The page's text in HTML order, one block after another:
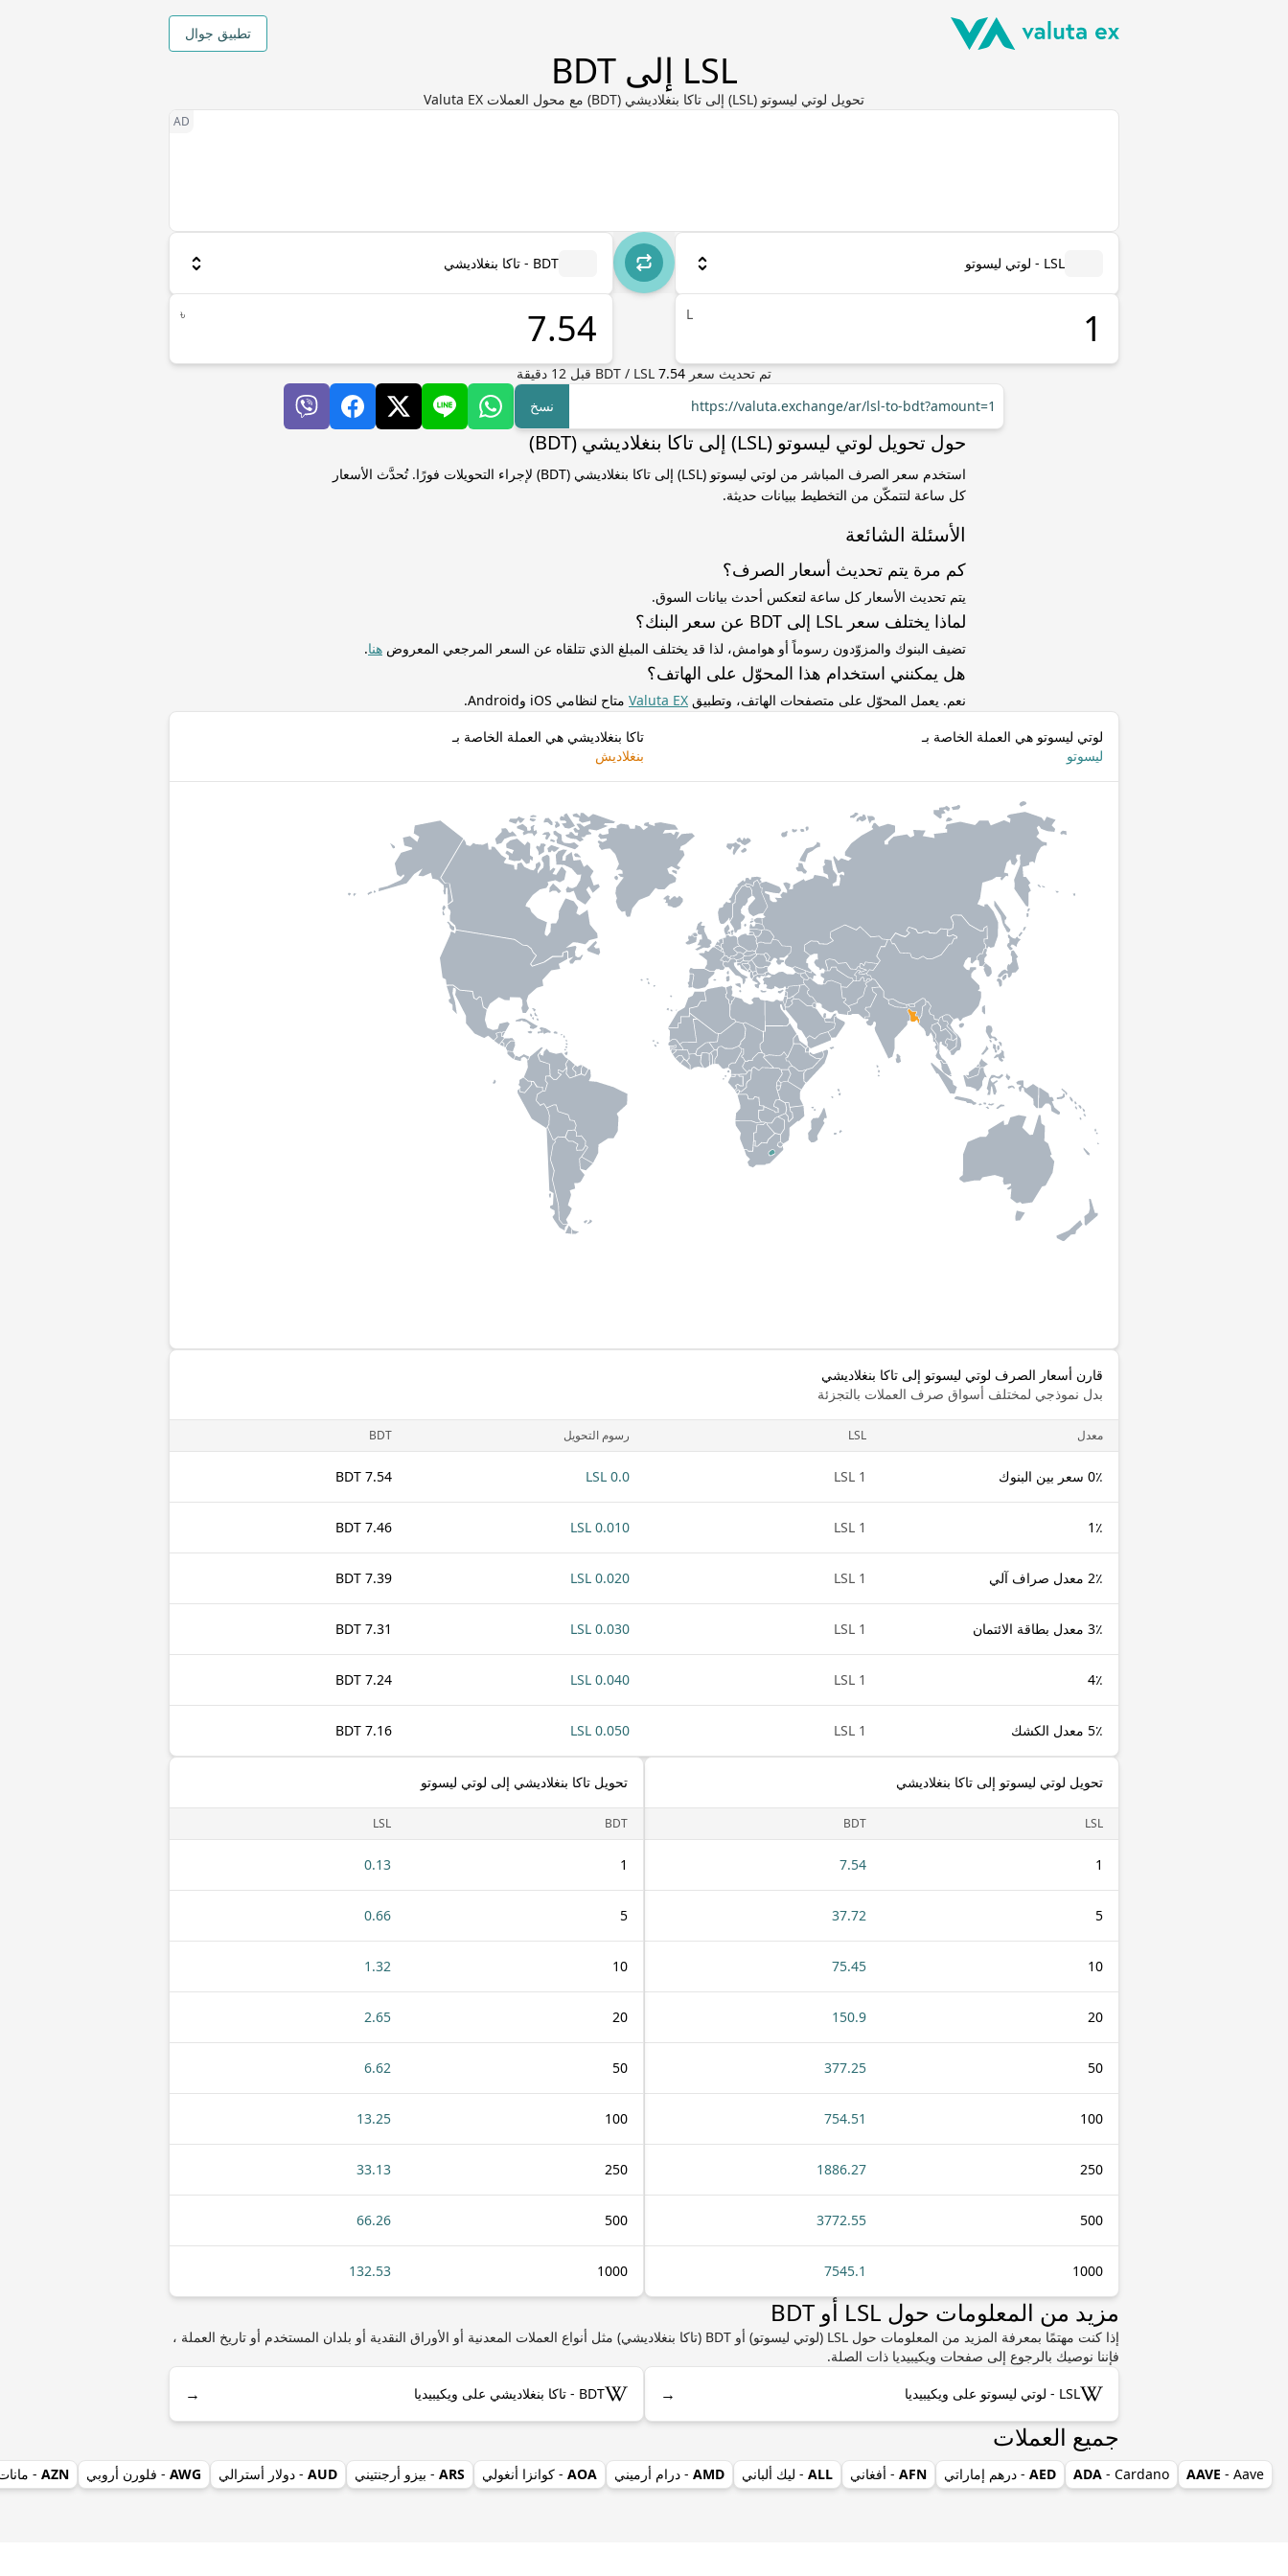
تطبيق جوال
LSL إلى BDT
تحويل لوتي ليسوتو (LSL) إلى تاكا بنغلاديشي (BDT) مع محول العملات Valuta EX
LSL - لوتي ليسوتو
L
BDT - تاكا بنغلاديشي
৳
تم تحديث سعر BDT / LSL 7.54 قبل 12 دقيقة
https://valuta.exchange/ar/lsl-to-bdt?amount=1
نسخ
حول تحويل لوتي ليسوتو (LSL) إلى تاكا بنغلاديشي (BDT)
استخدم سعر الصرف المباشر من لوتي ليسوتو (LSL) إلى تاكا بنغلاديشي (BDT) لإجراء التحويلات فورًا. تُحدَّث الأسعار
كل ساعة لتتمكّن من التخطيط ببيانات حديثة.
الأسئلة الشائعة
كم مرة يتم تحديث أسعار الصرف؟
يتم تحديث الأسعار كل ساعة لتعكس أحدث بيانات السوق.
لماذا يختلف سعر LSL إلى BDT عن سعر البنك؟
تضيف البنوك والمزوّدون رسوماً أو هوامش، لذا قد يختلف المبلغ الذي تتلقاه عن السعر المرجعي المعروض هنا.
هل يمكنني استخدام هذا المحوّل على الهاتف؟
نعم. يعمل المحوّل على متصفحات الهاتف، وتطبيق Valuta EX متاح لنظامي iOS وAndroid.
لوتي ليسوتو هي العملة الخاصة بـ
ليسوتو
تاكا بنغلاديشي هي العملة الخاصة بـ
بنغلاديش
قارن أسعار الصرف لوتي ليسوتو إلى تاكا بنغلاديشي
بدل نموذجي لمختلف أسواق صرف العملات بالتجزئة
معدل LSL رسوم التحويل BDT
0٪ سعر بين البنوك 1 LSL
0.0 LSL
7.54 BDT
1٪ 1 LSL
0.010 LSL
7.46 BDT
2٪ معدل صراف آلي 1 LSL
0.020 LSL
7.39 BDT
3٪ معدل بطاقة الائتمان 1 LSL
0.030 LSL
7.31 BDT
4٪ 1 LSL
0.040 LSL
7.24 BDT
5٪ معدل الكشك 1 LSL
0.050 LSL
7.16 BDT
تحويل لوتي ليسوتو إلى تاكا بنغلاديشي
LSL
BDT
1
7.54
5
37.72
10
75.45
20
150.9
50
377.25
100
754.51
250
1886.27
500
3772.55
1000
7545.1
تحويل تاكا بنغلاديشي إلى لوتي ليسوتو
BDT
LSL
1
0.13
5
0.66
10
1.32
20
2.65
50
6.62
100
13.25
250
33.13
500
66.26
1000
132.53
مزيد من المعلومات حول LSL أو BDT
إذا كنت مهتمًا بمعرفة المزيد من المعلومات حول LSL (لوتي ليسوتو) أو BDT (تاكا بنغلاديشي) مثل أنواع العملات المعدنية أو الأوراق النقدية أو بلدان المستخدم أو تاريخ العملة ،
فإننا نوصيك بالرجوع إلى صفحات ويكيبيديا ذات الصلة.
LSL - لوتي ليسوتو على ويكيبيديا → BDT - تاكا بنغلاديشي على ويكيبيديا →
جميع العملات
AAVE - Aave
ADA - Cardano
AED - درهم إماراتي AFN - أفغاني ALL - ليك ألباني AMD - درام أرميني AOA - كوانزا أنغولي ARS - بيزو أرجنتيني AUD - دولار أسترالي AWG - فلورن أروبي AZN
-